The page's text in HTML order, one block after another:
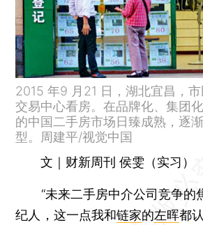
2015 年9 月21 日，湖北宜昌，
交易中心看房。在品牌化、集团
的中国二手房市场日臻成熟，逐
型。周建平/视觉中国
文｜财新周刊 侯雯（实习）
“未来二手房中介公司竞争的
纪人，这一点我和链家的左晖都